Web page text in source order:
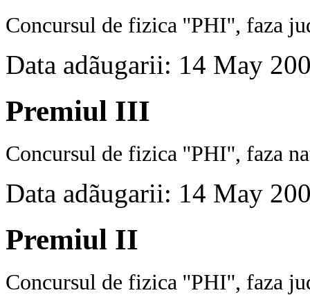
Concursul de fizica ''PHI'', faza
Data adãugarii: 14 May
Premiul III
Concursul de fizica ''PHI'', faza
Data adãugarii: 14 May
Premiul II
Concursul de fizica ''PHI'', faza